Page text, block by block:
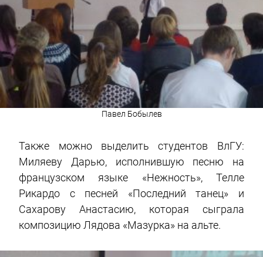
Павел Бобылев
Также можно выделить студентов ВлГУ:
Миляеву Дарью, исполнившую песню на
французском языке «Нежность», Телле
Рикардо с песней «Последний танец» и
Сахарову Анастасию, которая сыграла
композицию Лядова «Мазурка» на альте.